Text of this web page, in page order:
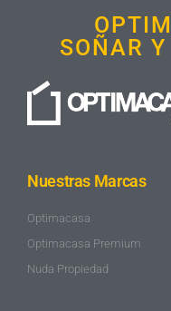
SOÑAR
Nuestras Marcas
Optimacasa
Optimacasa Premium
Nuda Propiedad